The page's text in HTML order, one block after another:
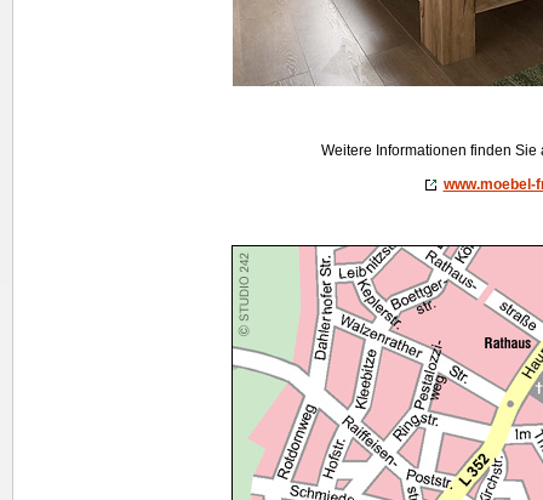
Weitere Informationen finden
www.moebel-